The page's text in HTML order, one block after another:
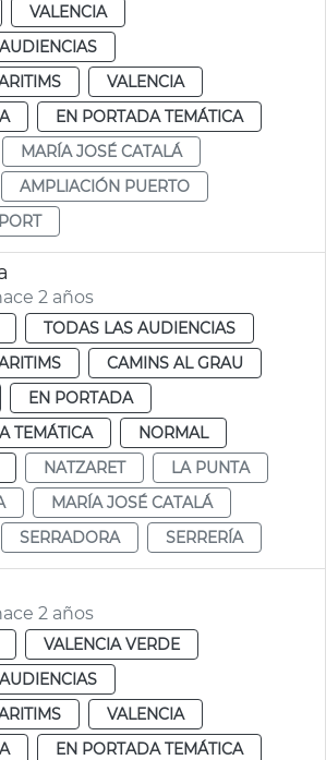
VALENCIA
VALENCIA
EN PORTADA TEMÁTICA
MARÍA JOSÉ CATALÁ
AMPLIACIÓN PUERTO
2 años
TODAS LAS AUDIENCIAS
CAMINS AL GRAU
EN PORTADA
TEMÁTICA
NORMAL
NATZARET
LA PUNTA
MARÍA JOSÉ CATALÁ
SERRADORA SERRERÍA
2 años
VALENCIA VERDE
VALENCIA
EN PORTADA TEMÁTICA